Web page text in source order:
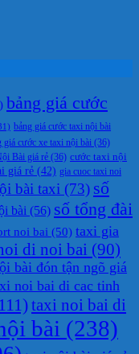
bảng giá cước
bảng giá cước taxi nội bài
giá cước xe taxi nội bài (36)
Bài giá rẻ (36) cước taxi nội
giá rẻ (42) gia cuoc taxi noi
bài taxi (73) số
bài (56) số tổng đài
noi bai (50) taxi gia
di noi bai (90)
bài đón tận ngõ giá
noi bai di cac tinh
taxi noi bai di
bài (238)